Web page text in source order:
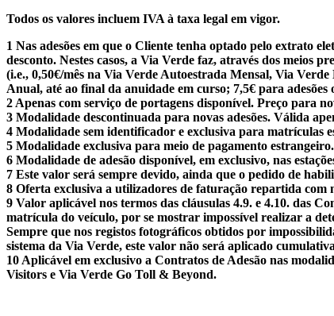
Todos os valores incluem IVA à taxa legal em vigor.
1 Nas adesões em que o Cliente tenha optado pelo extrato
desconto. Nestes casos, a Via Verde faz, através dos meios
(i.e., 0,50€/mês na Via Verde Autoestrada Mensal, Via
Anual, até ao final da anuidade em curso; 7,5€ para
2 Apenas com serviço de portagens disponível. Preço para
3 Modalidade descontinuada para novas adesões. Válida
4 Modalidade sem identificador e exclusiva para matrículas
5 Modalidade exclusiva para meio de pagamento estrangeiro.
6 Modalidade de adesão disponível, em exclusivo, nas
7 Este valor será sempre devido, ainda que o pedido de
8 Oferta exclusiva a utilizadores de faturação repartida com
9 Valor aplicável nos termos das cláusulas 4.9. e 4.10. das
matrícula do veículo, por se mostrar impossível realizar a
Sempre que nos registos fotográficos obtidos por
sistema da Via Verde, este valor não será aplicado
10 Aplicável em exclusivo a Contratos de Adesão nas
Visitors e Via Verde Go Toll & Beyond.